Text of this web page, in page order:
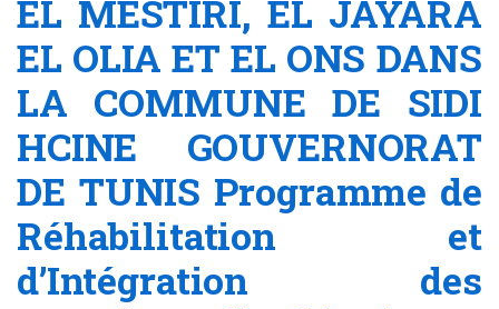
EL MESTIRI, EL JAYARA
EL OLIA ET EL ONS DANS
LA COMMUNE DE SIDI
HCINE GOUVERNORAT
DE TUNIS Programme de
Réhabilitation et
d’Intégration des